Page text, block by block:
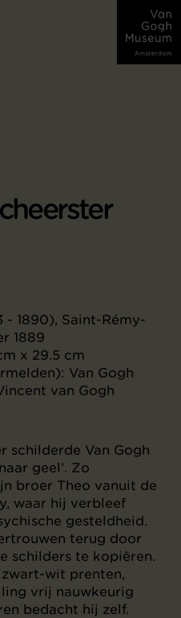
- 1890), Saint-Rémy-
1889
x 29.5 cm
Van Gogh
van Gogh
schilderde Van Gogh
geel’. Zo
broer Theo vanuit de
waar hij verbleef
gesteldheid.
terug door
schilders te kopiëren.
wit prenten,
vrij nauwkeurig
bedacht hij zelf.